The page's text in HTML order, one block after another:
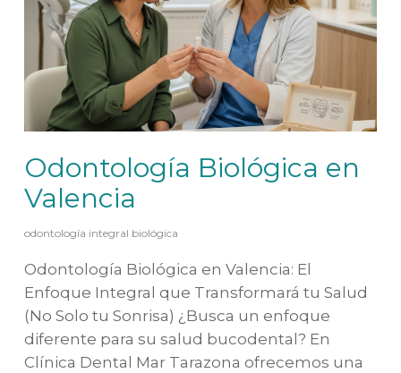
Odontología Biológica en
Valencia
odontología integral biológica
Odontología Biológica en Valencia: El
Enfoque Integral que Transformará tu Salud
(No Solo tu Sonrisa) ¿Busca un enfoque
diferente para su salud bucodental? En
Clínica Dental Mar Tarazona ofrecemos una